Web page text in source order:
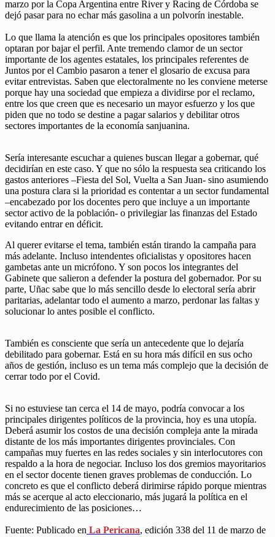
marzo por la Copa Argentina entre River y Racing de Córdoba se
dejó pasar para no echar más gasolina a un polvorín inestable.
Lo que llama la atención es que los principales opositores también
optaran por bajar el perfil. Ante tremendo clamor de un sector
importante de los agentes estatales, los principales referentes de
Juntos por el Cambio pasaron a tener el glosario de excusa para
evitar entrevistas. Saben que electoralmente no les conviene meterse
porque hay una sociedad que empieza a dividirse por el reclamo,
entre los que creen que es necesario un mayor esfuerzo y los que
piden que no todo se destine a pagar salarios y debilitar otros
sectores importantes de la economía sanjuanina.
Sería interesante escuchar a quienes buscan llegar a gobernar, qué
decidirían en este caso. Y que no sólo la respuesta sea criticando los
gastos anteriores –Fiesta del Sol, Vuelta a San Juan- sino asumiendo
una postura clara si la prioridad es contentar a un sector fundamental
–encabezado por los docentes pero que incluye a un importante
sector activo de la población- o privilegiar las finanzas del Estado
evitando entrar en déficit.
Al querer evitarse el tema, también están tirando la campaña para
más adelante. Incluso intendentes oficialistas y opositores hacen
gambetas ante un micrófono. Y son pocos los integrantes del
Gabinete que salieron a defender la postura del gobernador. Por su
parte, Uñac sabe que lo más sencillo desde lo electoral sería abrir
paritarias, adelantar todo el aumento a marzo, perdonar las faltas y
solucionar lo antes posible el conflicto.
También es consciente que sería un antecedente que lo dejaría
debilitado para gobernar. Está en su hora más difícil en sus ocho
años de gestión, incluso es un tema más complejo que la decisión de
cerrar todo por el Covid.
Si no estuviese tan cerca el 14 de mayo, podría convocar a los
principales dirigentes políticos de la provincia, hoy es una utopía.
Deberá asumir los costos de una decisión compleja ante la mirada
distante de los más importantes dirigentes provinciales. Con
campañas muy fuertes en las redes sociales y sin interlocutores con
respaldo a la hora de negociar. Incluso los dos gremios mayoritarios
en el sector docente tienen graves problemas de conducción. Lo
concreto es que el conflicto deberá dirimirse rápido porque mientras
más se acerque al acto eleccionario, más jugará la política en el
endurecimiento de las posiciones…
Fuente: Publicado en La Pericana, edición 338 del 11 de marzo de